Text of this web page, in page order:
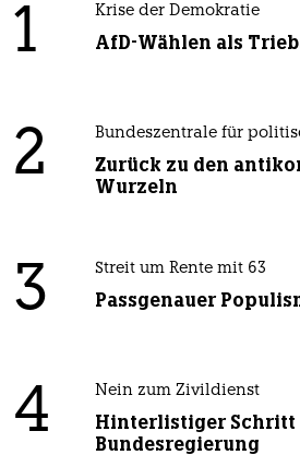
1 Krise der Demokratie
AfD-Wählen als
2 Bundeszentrale für
Zurück zu den
Wurzeln
3 Streit um Rente mit 63
Passgenauer
4 Nein zum Zivildienst
Hinterlistiger Schritt
Bundesregierung